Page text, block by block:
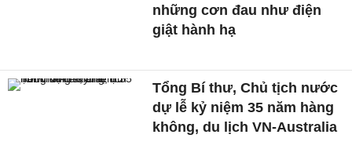
những cơn đau như điện
giật hành hạ
Tổng Bí thư, Chủ tịch nước
dự lễ kỷ niệm 35 năm hàng
không, du lịch VN-Australia